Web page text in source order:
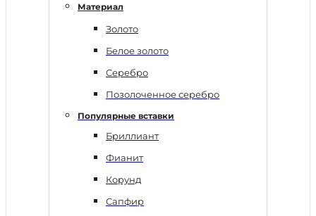
Материал
Золото
Белое золото
Серебро
Позолоченное серебро
Популярные вставки
Бриллиант
Фианит
Корунд
Сапфир